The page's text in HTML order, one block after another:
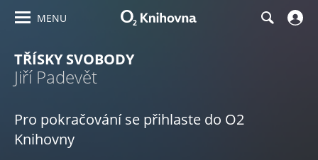
MENU
TŘÍSKY SVOBODY
Jiří Padevět
Pro pokračování se přihlaste do O2
Knihovny